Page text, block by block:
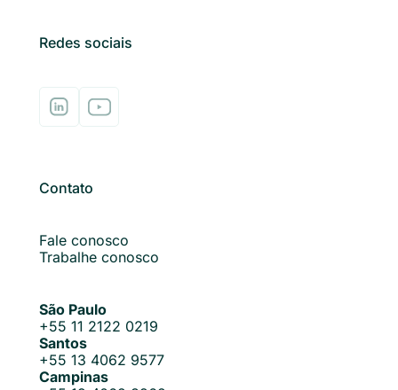
Redes sociais
Contato
Fale conosco
Trabalhe conosco
São Paulo
+55 11 2122 0219
Santos
+55 13 4062 9577
Campinas